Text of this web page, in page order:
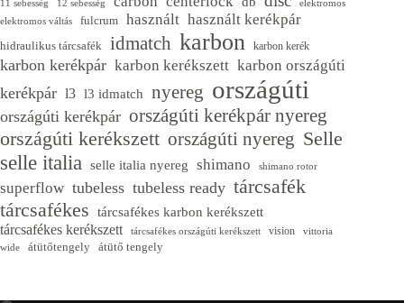
11 sebesség 12 sebesség
elektromos
elektromos váltás
fulcrum használt használt kerékpár
hidraulikus tárcsafék idmatch karbon karbon kerék
karbon kerékpár karbon kerékszett karbon országúti
kerékpár l3 l3 idmatch nyereg országúti
országúti kerékpár országúti kerékpár nyereg
országúti kerékszett országúti nyereg Selle
selle italia selle italia nyereg shimano shimano rotor
superflow tubeless tubeless ready tárcsafék
tárcsafékes
tárcsafékes karbon kerékszett
tárcsafékes kerékszett tárcsafékes országúti kerékszett vision
vittoria
wide
átütőtengely átütő tengely